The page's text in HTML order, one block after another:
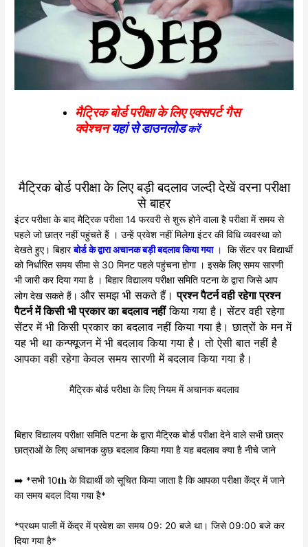
मैट्रिक बोर्ड परीक्षा के लिए एक्सपर्ट गैस
क्वेश्चनयहां से डाउनलोडकरें
मैट्रिक बोर्ड परीक्षा के लिए बड़ी बदलाव जल्दी देखें वरना परीक्षा
से बाहर
इंटर परीक्षा के बाद मैट्रिक परीक्षा 14 फरवरी से शुरू होने वाला है परीक्षा में समय से
पहले जो छात्र नहीं पहुंचते हैं । उन्हें प्रवेश नहीं मिलेगा इंटर की विधि व्यवस्था को
देखते हुए। बिहारबोर्ड के द्वारा अचानक बड़ी बदलाव किया गया।
कि सेंटर पर विद्यार्थी
को निर्धारित समय सीमा से 30 मिनट पहले पहुंचना होगा । इसके लिए समय सारणी
भी जारी कर दिया गया है । बिहार विद्यालय परीक्षा समिति पटना के द्वारा जिसे आप
लोग देख सकते हैं।और समझ भी सकते हैं।प्रश्न पैटर्न वही रहेगा प्रश्न
पैटर्न में किसी भी प्रकार का बदलाव नहींकिया गया है। सेंटर वही रहेगा
सेंटर में भी किसी प्रकार का बदलाव नहीं किया गया है। छात्रों के मन में
यह भी था कन्फ्यूजन में भी बदलाव किया गया है। तो ऐसी बात नहीं है
आपका वही रहेगा केवल समय सारणी में बदलाव किया गया है।
मैट्रिक बोर्ड परीक्षा के लिए नियम में अचानक बदलाव
बिहार विद्यालय परीक्षा समिति पटना के द्वारा मैट्रिक बोर्ड परीक्षा देने वाले सभी छात्र
छात्राओं के लिए अचानक कुछ बदलाव किया गया है यह बदलाव क्या है नीचे जाने
➡️ *सभी 10𝐭𝐡 के विद्यार्थी को सूचित किया जाता है कि आपका परीक्षा केंद्र में जाने
का समय बदल दिया गया है*
*प्रथम पाली में केंद्र में प्रवेश का समय 09: 20 बजे था। जिसे 09:00 बजे कर
दिया गया है*